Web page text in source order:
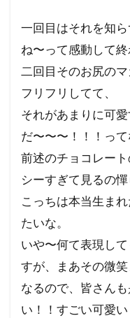
一回目はそれを知
ね〜って感動して終
二回目そのお尻の
フリフリしてて、
それがあまりに可
だ〜〜〜！！！って
前述のチョコレー
シーすぎて見るの憚
こっちは本当生ま
たいな。
いや〜何て表現し
すが、まあその微
なるので、皆さん
い！！すごい可愛い